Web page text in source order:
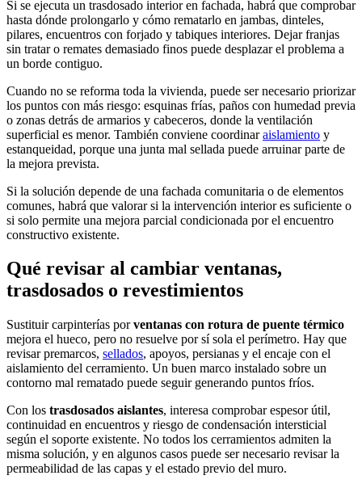
Si se ejecuta un trasdosado interior en fachada, habrá que comprobar
hasta dónde prolongarlo y cómo rematarlo en jambas, dinteles,
pilares, encuentros con forjado y tabiques interiores. Dejar franjas
sin tratar o remates demasiado finos puede desplazar el problema a
un borde contiguo.
Cuando no se reforma toda la vivienda, puede ser necesario priorizar
los puntos con más riesgo: esquinas frías, paños con humedad previa
o zonas detrás de armarios y cabeceros, donde la ventilación
superficial es menor. También conviene coordinaraislamiento y
estanqueidad, porque una junta mal sellada puede arruinar parte de
la mejora prevista.
Si la solución depende de una fachada comunitaria o de elementos
comunes, habrá que valorar si la intervención interior es suficiente o
si solo permite una mejora parcial condicionada por el encuentro
constructivo existente.
Qué revisar al cambiar ventanas,
trasdosados o revestimientos
Sustituir carpinterías porventanas con rotura de puente térmico
mejora el hueco, pero no resuelve por sí sola el perímetro. Hay que
revisar premarcos, sellados, apoyos, persianas y el encaje con el
aislamiento del cerramiento. Un buen marco instalado sobre un
contorno mal rematado puede seguir generando puntos fríos.
Con los trasdosados aislantes, interesa comprobar espesor útil,
continuidad en encuentros y riesgo de condensación intersticial
según el soporte existente. No todos los cerramientos admiten la
misma solución, y en algunos casos puede ser necesario revisar la
permeabilidad de las capas y el estado previo del muro.